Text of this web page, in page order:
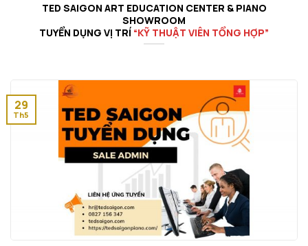
TED SAIGON ART EDUCATION CENTER & PIANO
SHOWROOM
TUYỂN DỤNG VỊ TRÍ “KỸ THUẬT VIÊN TỔNG HỢP”
29
Th5